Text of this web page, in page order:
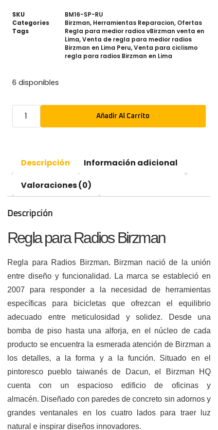
SKU
BM16-SP-RU
Categories
Birzman, Herramientas Reparacion, Ofertas
Tags
Regla para medior radios vBirzman venta en
Lima,Venta de regla para medior radios
Birzman en Lima Peru,Venta para ciclismo
regla para radios Birzman en Lima
6 disponibles
Añadir Al Carrito
Descripción
Información adicional
Valoraciones (0)
Descripción
Regla para Radios Birzman
Regla para Radios Birzman. Birzman nació de la unión
entre diseño y funcionalidad. La marca se estableció en
2007 para responder a la necesidad de herramientas
específicas para bicicletas que ofrezcan el equilibrio
adecuado entre meticulosidad y solidez. Desde una
bomba de piso hasta una alforja, en el núcleo de cada
producto se encuentra la esmerada atención de Birzman a
los detalles, a la forma y a la función. Situado en el
pintoresco pueblo taiwanés de Dacun, el Birzman HQ
cuenta con un espacioso edificio de oficinas y
almacén. Diseñado con paredes de concreto sin adornos y
grandes ventanales en los cuatro lados para traer luz
natural e inspirar diseños innovadores.